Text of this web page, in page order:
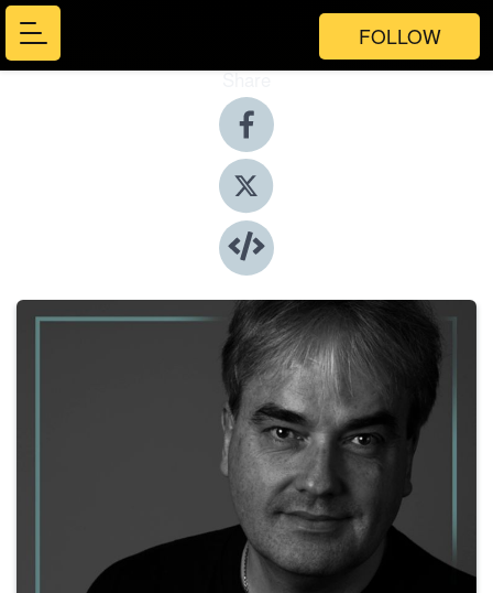
FOLLOW
Share